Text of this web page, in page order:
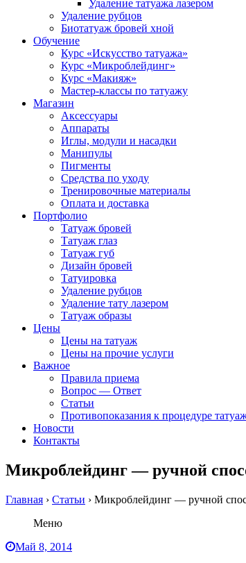
Удаление татуажа лазером
Удаление рубцов
Биотатуаж бровей хной
Обучение
Курс «Искусство татуажа»
Курс «Микроблейдинг»
Курс «Макияж»
Мастер-классы по татуажу
Магазин
Аксессуары
Аппараты
Иглы, модули и насадки
Манипулы
Пигменты
Средства по уходу
Тренировочные материалы
Оплата и доставка
Портфолио
Татуаж бровей
Татуаж глаз
Татуаж губ
Дизайн бровей
Татуировка
Удаление рубцов
Удаление тату лазером
Татуаж образы
Цены
Цены на татуаж
Цены на прочие услуги
Важное
Правила приема
Вопрос — Ответ
Статьи
Противопоказания к процедуре
Новости
Контакты
Микроблейдинг — ручной
Главная › Статьи › Микроблейдинг — ручной
Меню
Май 8, 2014